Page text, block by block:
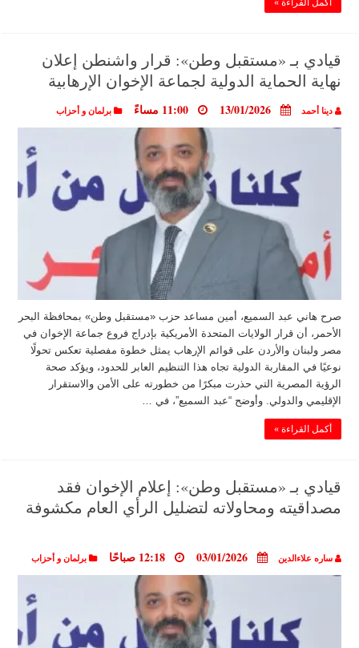
أكمل القراءة »
قيادي بـ «مستقبل وطن»: قرار واشنطن إعلان
نهاية الحماية الدولية لجماعة الإخوان الإرهابية
دينا أحمد 13/01/2026 11:00 مساءً برلمان و أحزاب
صرح هاني عبد السميع، أمين مساعد حزب «مستقبل وطن» بمحافظة البحر
الأحمر، أن قرار الولايات المتحدة الأمريكية بإدراج فروع جماعة الإخوان في
مصر ولبنان والأردن على قوائم الإرهاب يمثل خطوة مفصلية تعكس تحولًا
نوعيًا في المقاربة الدولية تجاه هذا التنظيم العابر للحدود، ويؤكد صحة
الرؤية المصرية التي حذرت مبكرًا من خطورته على الأمن والاستقرار
الإقليمي والدولي. وأوضح “عبد السميع”، في …
أكمل القراءة »
قيادي بـ «مستقبل وطن»: إعلام الإخوان فقد
مصداقيته ومحاولاته لتضليل الرأي العام مكشوفة
ساره علاءالدين 03/01/2026 12:18 صباحًا برلمان و أحزاب